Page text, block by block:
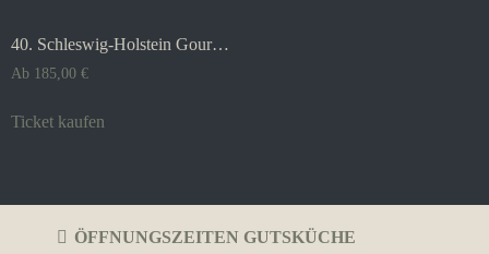
40. Schleswig-Holstein Gourmet Festival 22.11.2026
Ab 185,00 €
Ticket kaufen
ÖFFNUNGSZEITEN GUTSKÜCHE